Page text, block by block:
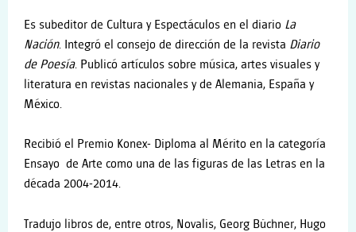
Es subeditor de Cultura y Espectáculos en el diario La
Nación. Integró el consejo de dirección de la revista Diario
de Poesía. Publicó artículos sobre música, artes visuales y
literatura en revistas nacionales y de Alemania, España y
México.
Recibió el Premio Konex- Diploma al Mérito en la categoría
Ensayo de Arte como una de las figuras de las Letras en la
década 2004-2014.
Tradujo libros de, entre otros, Novalis, Georg Büchner, Hugo